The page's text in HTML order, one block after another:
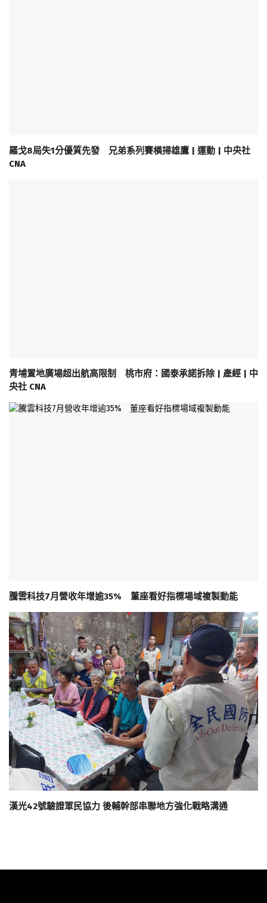
羅戈8局失1分優質先發 兄弟系列賽橫掃雄鷹 | 運動 | 中央社
CNA
青埔置地廣場超出航高限制 桃市府：國泰承諾拆除 | 產經 | 中
央社 CNA
騰雲科技7月營收年增逾35% 董座看好指標場域複製動能
漢光42號驗證軍民協力 後輔幹部串聯地方強化戰略溝通